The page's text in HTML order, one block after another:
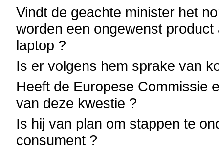
Vindt de geachte minister het
worden een ongewenst
laptop ?
Is er volgens hem sprake van
Heeft de Europese Commissie
van deze kwestie ?
Is hij van plan om stappen te
consument ?